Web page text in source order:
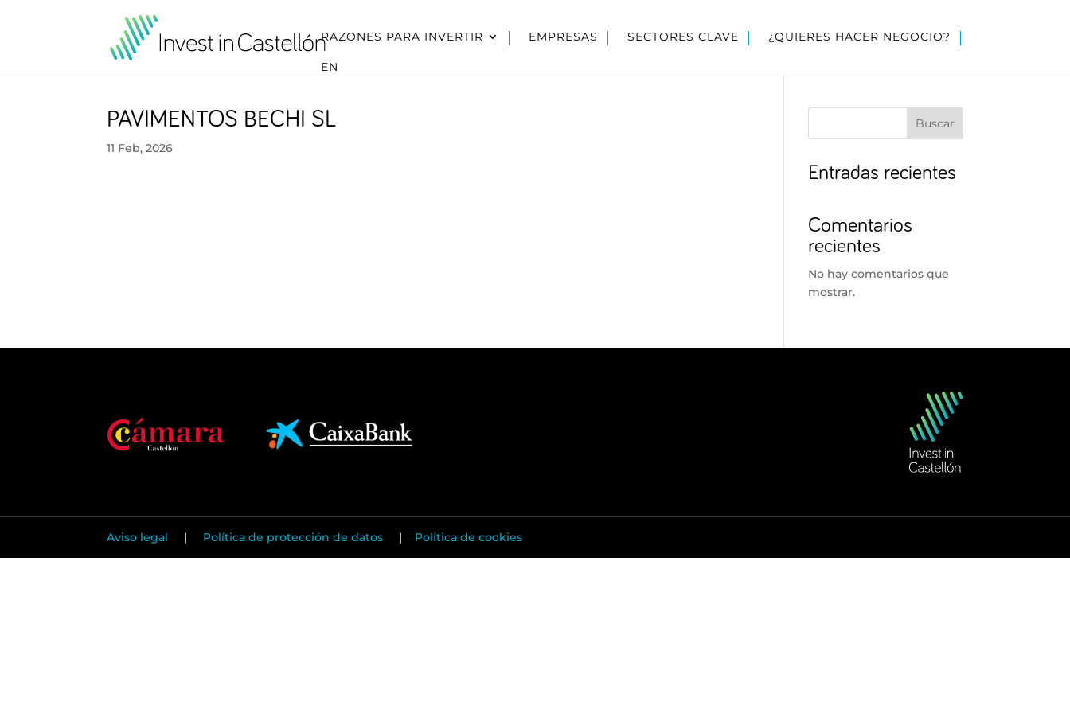
RAZONES PARA INVERTIR EMPRESAS SECTORES CLAVE ¿QUIERES HACER NEGOCIO?
EN
PAVIMENTOS BECHI SL
11 Feb, 2026
Buscar
Entradas recientes
Comentarios
recientes
No hay comentarios que
mostrar.
Aviso legal | Política de protección de datos | Política de cookies